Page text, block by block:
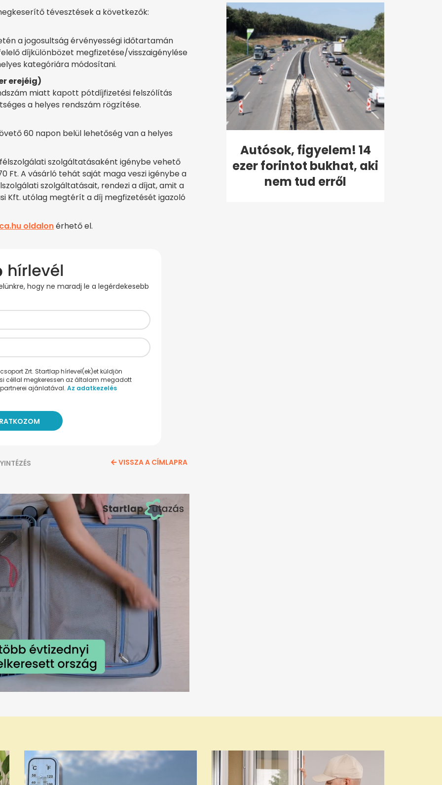
tévesztések a következők:
a jogosultság érvényességi időtartamán
díjkülönbözet megfizetése/visszaigénylése
kategóriára módosítani.
erejéig)
miatt kapott pótdíjfizetési felszólítás
a helyes rendszám rögzítése.
60 napon belül lehetőség van a helyes
szolgáltatásaként igénybe vehető
Ft. A vásárló tehát saját maga veszi igénybe a
szolgáltatásait, rendezi a díjat, amit a
Kft. utólag megtérít a díj megfizetését igazoló
oldalonérhető el.
hogy ne maradj le a legérdekesebb
Zrt. Startlap hírlevel(ek)et küldjön
céllal megkeressen az általam megadott
ajánlatával. Az adatkezelés
VISSZA A CÍMLAPRA
Autósok, figyelem! 14
ezer forintot bukhat, aki
nem tud erről